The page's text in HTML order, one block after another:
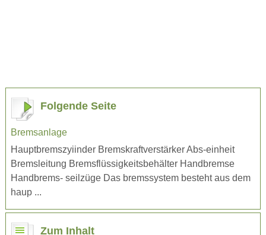
Folgende Seite
Bremsanlage
Hauptbremszyiinder Bremskraftverstärker Abs-einheit
Bremsleitung Bremsflüssigkeitsbehälter Handbremse
Handbrems- seilzüge Das bremssystem besteht aus dem
haup ...
Zum Inhalt